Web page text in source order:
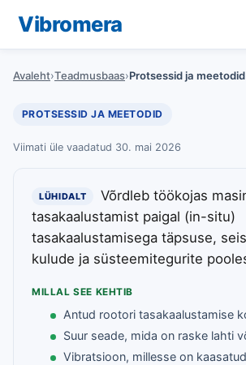
Vibromera
Avaleht›Teadmusbaas›Protsessid ja meetodid
PROTSESSID JA MEETODID
Viimati üle vaadatud 30. mai 2026
LÜHIDALT
Võrdleb töökojas
tasakaalustamist paigal (in-situ)
tasakaalustamisega täpsuse,
kulude ja süsteemitegurite
MILLAL SEE KEHTIB
Antud rootori tasakaalustamise
Suur seade, mida on raske lahti
Vibratsioon, millesse on